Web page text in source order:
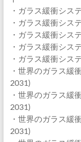
・ガラス緩衝シス
・ガラス緩衝シス
・ガラス緩衝シス
・ガラス緩衝シス
・ガラス緩衝シス
・世界のガラス緩
2031)
・世界のガラス緩
2031)
・世界のガラス緩
2031)